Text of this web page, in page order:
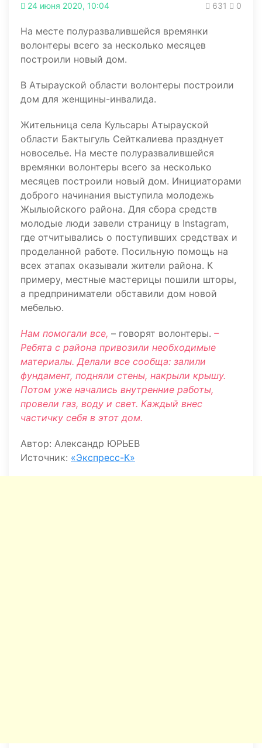
24 июня 2020, 10:04 631 0
На месте полуразвалившейся времянки
волонтеры всего за несколько месяцев
построили новый дом.
В Атырауской области волонтеры построили
дом для женщины-инвалида.
Жительница села Кульсары Атырауской
области Бактыгуль Сейткалиева празднует
новоселье. На месте полуразвалившейся
времянки волонтеры всего за несколько
месяцев построили новый дом. Инициаторами
доброго начинания выступила молодежь
Жылыойского района. Для сбора средств
молодые люди завели страницу в Instagram,
где отчитывались о поступивших средствах и
проделанной работе. Посильную помощь на
всех этапах оказывали жители района. К
примеру, местные мастерицы пошили шторы,
а предприниматели обставили дом новой
мебелью.
Нам помогали все, – говорят волонтеры. –
Ребята с района привозили необходимые
материалы. Делали все сообща: залили
фундамент, подняли стены, накрыли крышу.
Потом уже начались внутренние работы,
провели газ, воду и свет. Каждый внес
частичку себя в этот дом.
Автор: Александр ЮРЬЕВ
Источник: «Экспресс-К»